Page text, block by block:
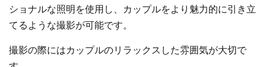
ショナルな照明を使用し、カップルをより魅力的に引き立
てるような撮影が可能です。
撮影の際にはカップルのリラックスした雰囲気が大切で